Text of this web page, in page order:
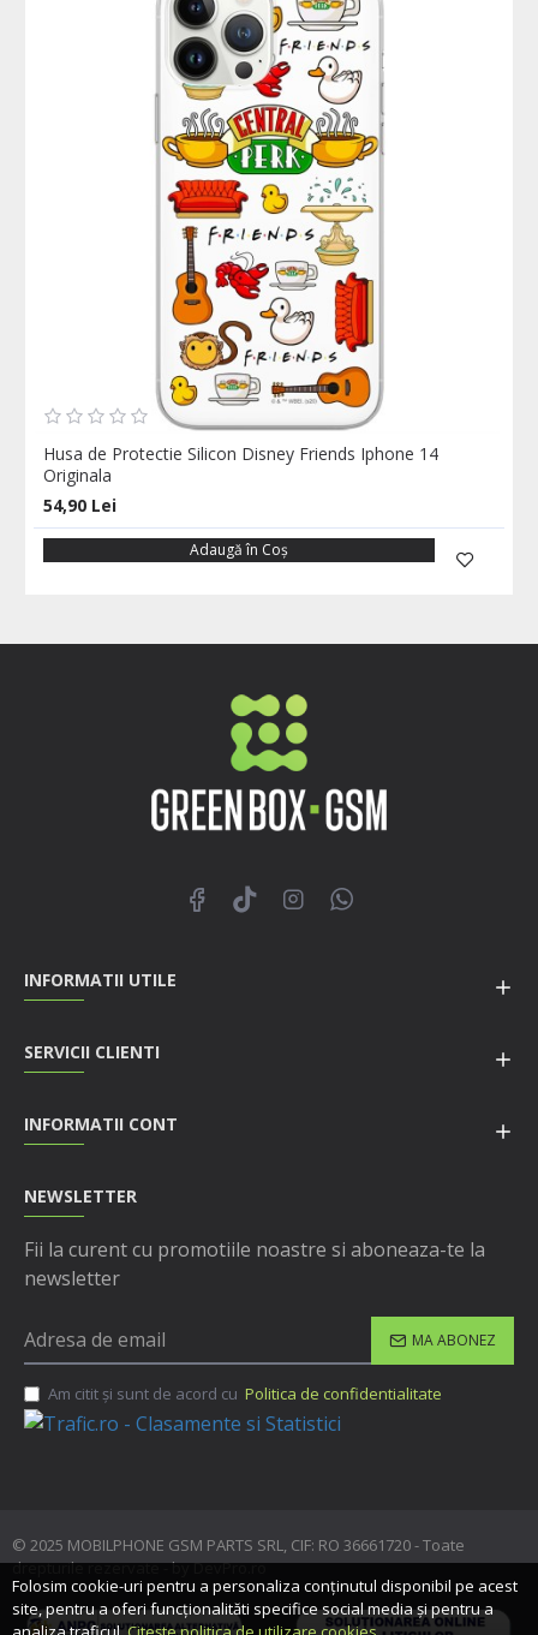
Husa de Protectie Silicon Disney Friends Iphone 14
Originala
54,90 Lei
Adaugă în Coş
INFORMATII UTILE
SERVICII CLIENTI
INFORMATII CONT
NEWSLETTER
Fii la curent cu promotiile noastre si aboneaza-te la
newsletter
MA ABONEZ
Am citit şi sunt de acord cu Politica de confidentialitate
© 2025 MOBILPHONE GSM PARTS SRL, CIF: RO 36661720 - Toate
drepturile rezervate - by DevPro.ro
Folosim cookie-uri pentru a personaliza conținutul disponibil pe acest
site, pentru a oferi funcționalităti specifice social media și pentru a